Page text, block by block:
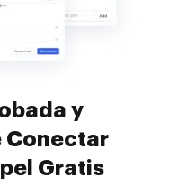
y
Conectar
Gratis